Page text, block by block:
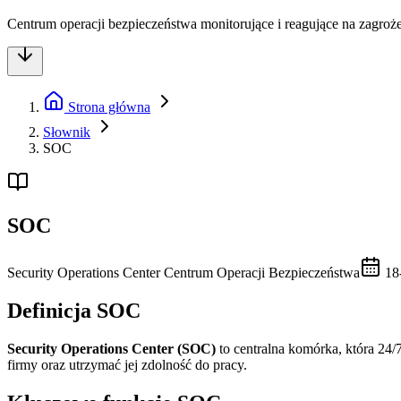
Centrum operacji bezpieczeństwa monitorujące i reagujące na
Strona główna
Słownik
SOC
SOC
Security Operations Center Centrum Operacji Bezpieczeństwa
Definicja SOC
Security Operations Center (SOC) to centralna komórka, która
firmy oraz utrzymać jej zdolność do pracy.